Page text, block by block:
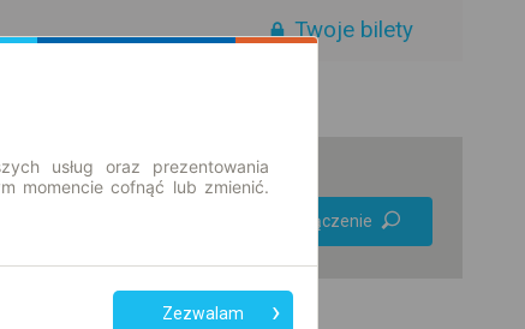
Twoje bilety
Znajdź połączenie
usług oraz prezentowania
momencie cofnąć lub zmienić.
Zezwalam